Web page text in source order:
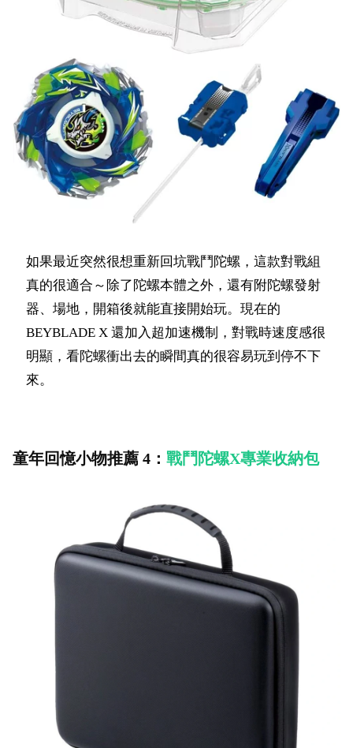
如果最近突然很想重新回坑戰鬥陀螺，這款對戰組
真的很適合～除了陀螺本體之外，還有附陀螺發射
器、場地，開箱後就能直接開始玩。現在的
BEYBLADE X 還加入超加速機制，對戰時速度感很
明顯，看陀螺衝出去的瞬間真的很容易玩到停不下
來。
童年回憶小物推薦 4： 戰鬥陀螺X專業收納包